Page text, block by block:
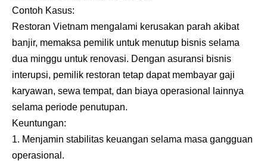
Contoh Kasus:
Restoran Vietnam mengalami kerusakan parah akibat
banjir, memaksa pemilik untuk menutup bisnis selama
dua minggu untuk renovasi. Dengan asuransi bisnis
interupsi, pemilik restoran tetap dapat membayar gaji
karyawan, sewa tempat, dan biaya operasional lainnya
selama periode penutupan.
Keuntungan:
Menjamin stabilitas keuangan selama masa gangguan
operasional.